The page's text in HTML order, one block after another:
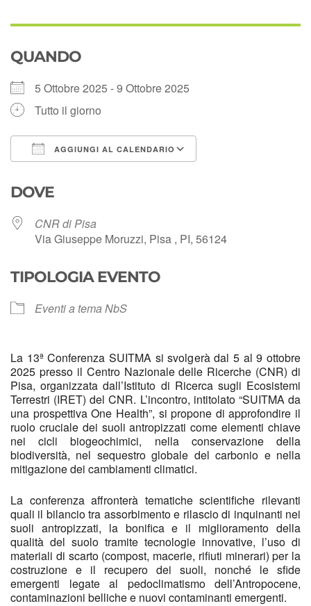
QUANDO
5 Ottobre 2025 - 9 Ottobre 2025
Tutto il giorno
AGGIUNGI AL CALENDARIO
DOVE
CNR di Pisa
Via Giuseppe Moruzzi, Pisa , PI, 56124
TIPOLOGIA EVENTO
Eventi a tema NbS
La 13ª Conferenza SUITMA si svolgerà dal 5 al 9 ottobre
2025 presso il Centro Nazionale delle Ricerche (CNR) di
Pisa, organizzata dall’Istituto di Ricerca sugli Ecosistemi
Terrestri (IRET) del CNR. L’incontro, intitolato “SUITMA da
una prospettiva One Health”, si propone di approfondire il
ruolo cruciale dei suoli antropizzati come elementi chiave
nei cicli biogeochimici, nella conservazione della
biodiversità, nel sequestro globale del carbonio e nella
mitigazione dei cambiamenti climatici.
La conferenza affronterà tematiche scientifiche rilevanti
quali il bilancio tra assorbimento e rilascio di inquinanti nei
suoli antropizzati, la bonifica e il miglioramento della
qualità del suolo tramite tecnologie innovative, l’uso di
materiali di scarto (compost, macerie, rifiuti minerari) per la
costruzione e il recupero dei suoli, nonché le sfide
emergenti legate al pedoclimatismo dell’Antropocene,
contaminazioni belliche e nuovi contaminanti emergenti.